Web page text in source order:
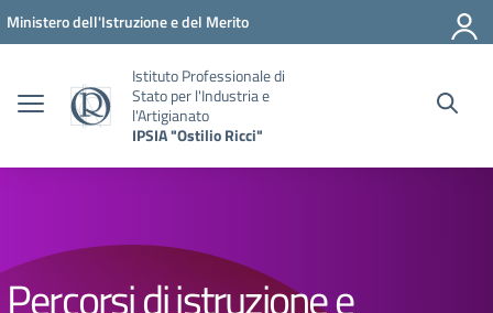
Vai ai contenuti
Vai al menu di navigazione
Vai al footer
Ministero dell'Istruzione e del Merito
Istituto Professionale di
Stato per l'Industria e
l'Artigianato
IPSIA "Ostilio Ricci"
Percorsi di istruzione e